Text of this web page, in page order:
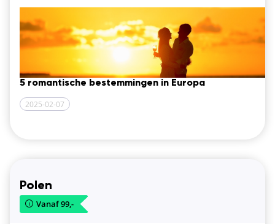
5 romantische bestemmingen in Europa
2025-02-07
Polen
Vanaf 99,-